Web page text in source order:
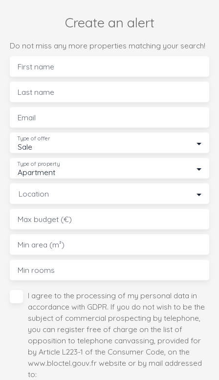
Create an alert
Do not miss any more properties matching your search!
First name
Last name
Email
Sale
Type of offer
Apartment
Type of property
Location
Max budget (€)
Min area (m²)
Min rooms
I agree to the processing of my personal data in
accordance with GDPR. If you do not wish to be the
subject of commercial prospecting by telephone,
you can register free of charge on the list of
opposition to telephone canvassing, provided for
by Article L223-1 of the Consumer Code, on the
www.bloctel.gouv.fr website or by mail addressed
to: